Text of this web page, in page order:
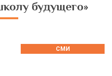
будущего»
СМИ